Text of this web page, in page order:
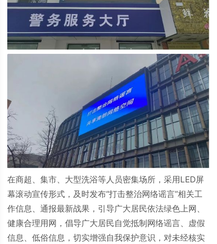
在商超、集市、大型洗浴等人员密集场所，采用LED屏
幕滚动宣传形式，及时发布“打击整治网络谣言”相关工
作信息、通报最新战果，引导广大居民依法绿色上网、
健康合理用网，倡导广大居民自觉抵制网络谣言、虚假
信息、低俗信息，切实增强自我保护意识，对未经核实